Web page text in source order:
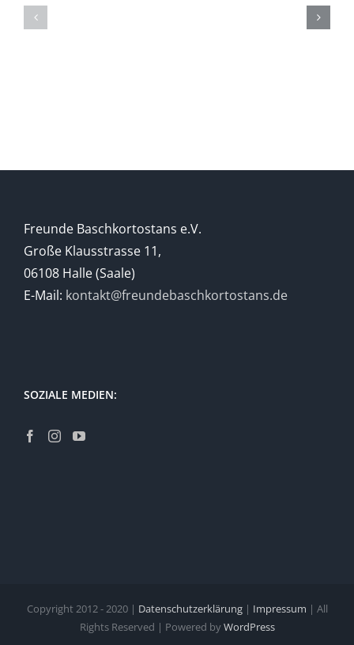
Freunde Baschkortostans e.V.
Große Klausstrasse 11,
06108 Halle (Saale)
E-Mail: kontakt@freundebaschkortostans.de
SOZIALE MEDIEN:
Copyright 2012 - 2020 | Datenschutzerklärung| Impressum | All
Rights Reserved | Powered byWordPress